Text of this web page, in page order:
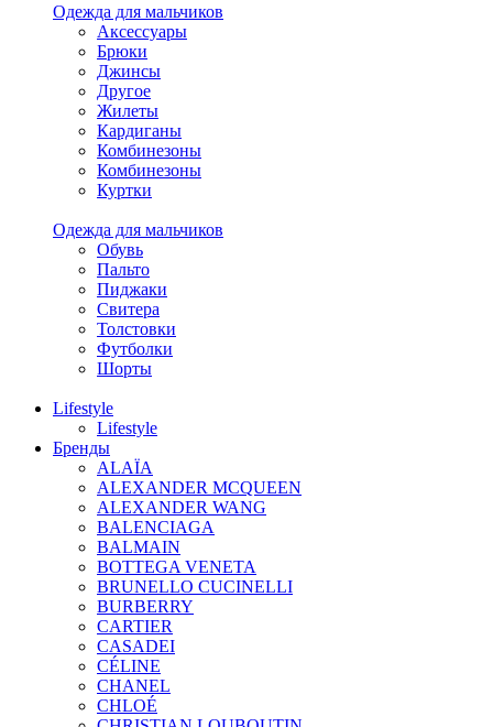
Одежда для мальчиков
Аксессуары
Брюки
Джинсы
Другое
Жилеты
Кардиганы
Комбинезоны
Комбинезоны
Куртки
Одежда для мальчиков
Обувь
Пальто
Пиджаки
Свитера
Толстовки
Футболки
Шорты
Lifestyle
Lifestyle
Бренды
ALAÏA
ALEXANDER MCQUEEN
ALEXANDER WANG
BALENCIAGA
BALMAIN
BOTTEGA VENETA
BRUNELLO CUCINELLI
BURBERRY
CARTIER
CASADEI
CÉLINE
CHANEL
CHLOÉ